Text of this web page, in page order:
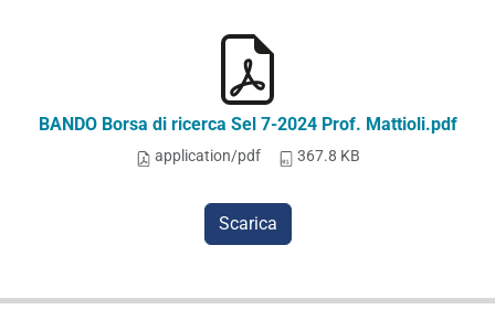
BANDO Borsa di ricerca Sel 7-2024 Prof. Mattioli.pdf
application/pdf 367.8 KB
Scarica